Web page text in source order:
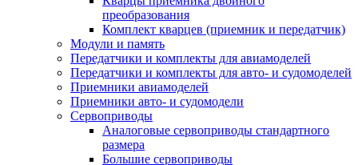
преобразования
Комплект кварцев (приемник и передатчик)
Модули и память
Передатчики и комплекты для авиамоделей
Передатчики и комплекты для авто- и судомоделей
Приемники авиамоделей
Приемники авто- и судомодели
Сервоприводы
Аналоговые сервоприводы стандартного
размера
Большие сервоприводы